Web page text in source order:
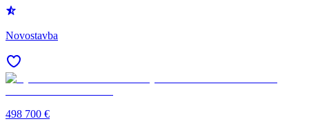
Novostavba
498 700 €